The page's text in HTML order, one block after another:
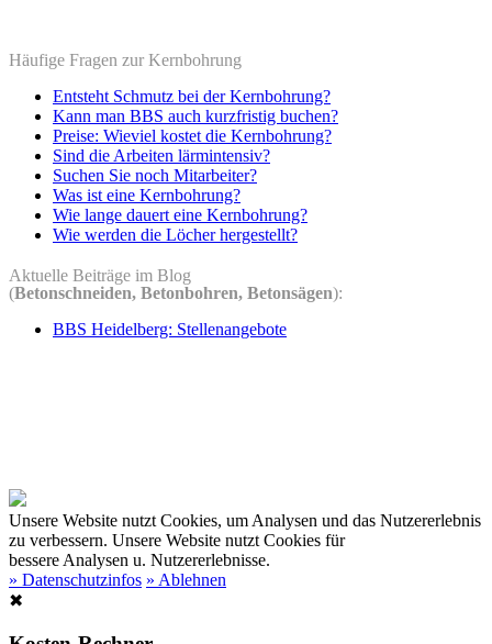
Häufige Fragen zur Kernbohrung
Entsteht Schmutz bei der Kernbohrung?
Kann man BBS auch kurzfristig buchen?
Preise: Wieviel kostet die Kernbohrung?
Sind die Arbeiten lärmintensiv?
Suchen Sie noch Mitarbeiter?
Was ist eine Kernbohrung?
Wie lange dauert eine Kernbohrung?
Wie werden die Löcher hergestellt?
Aktuelle Beiträge im Blog
(Betonschneiden, Betonbohren, Betonsägen):
BBS Heidelberg: Stellenangebote
Unsere Website nutzt Cookies, um Analysen und das Nutzererlebnis
zu verbessern. Unsere Website nutzt Cookies für
bessere Analysen u. Nutzererlebnisse.
» Datenschutzinfos » Ablehnen
✖